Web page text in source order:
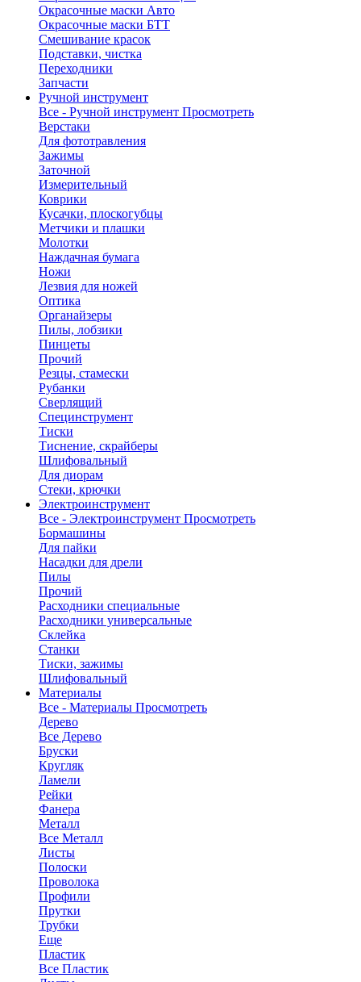
Окрасочные маски Авто
Окрасочные маски БТТ
Смешивание красок
Подставки, чистка
Переходники
Запчасти
Ручной инструмент
Все - Ручной инструмент Просмотреть
Верстаки
Для фототравления
Зажимы
Заточной
Измерительный
Коврики
Кусачки, плоскогубцы
Метчики и плашки
Молотки
Наждачная бумага
Ножи
Лезвия для ножей
Оптика
Органайзеры
Пилы, лобзики
Пинцеты
Прочий
Резцы, стамески
Рубанки
Сверлящий
Специнструмент
Тиски
Тиснение, скрайберы
Шлифовальный
Для диорам
Стеки, крючки
Электроинструмент
Все - Электроинструмент Просмотреть
Бормашины
Для пайки
Насадки для дрели
Пилы
Прочий
Расходники специальные
Расходники универсальные
Склейка
Станки
Тиски, зажимы
Шлифовальный
Материалы
Все - Материалы Просмотреть
Дерево
Все Дерево
Бруски
Кругляк
Ламели
Рейки
Фанера
Металл
Все Металл
Листы
Полоски
Проволока
Профили
Прутки
Трубки
Еще
Пластик
Все Пластик